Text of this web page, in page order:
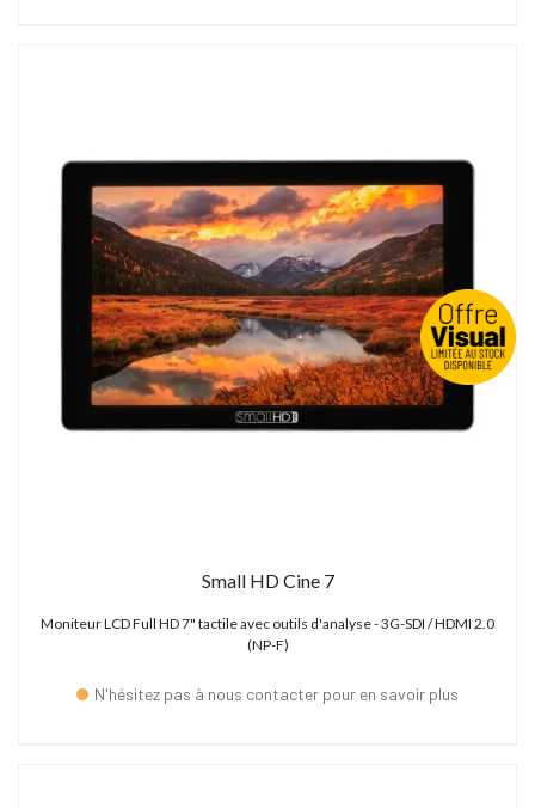
Small HD Cine 7
Moniteur LCD Full HD 7" tactile avec outils d'analyse - 3G-SDI / HDMI 2.0
(NP-F)
N'hésitez pas à nous contacter pour en savoir plus